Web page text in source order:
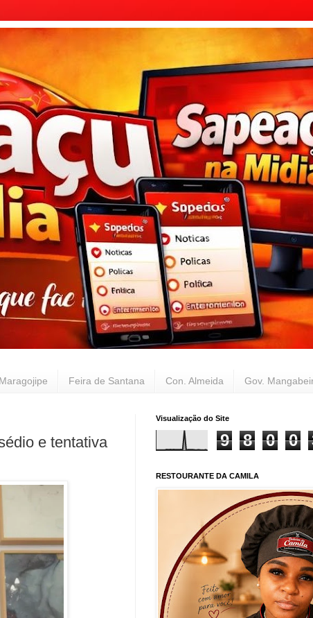
Maragojipe Feira de Santana Con. Almeida Gov.
e tentativa
Visualização do Site
9 8 0 0
RESTOURANTE DA CAMILA